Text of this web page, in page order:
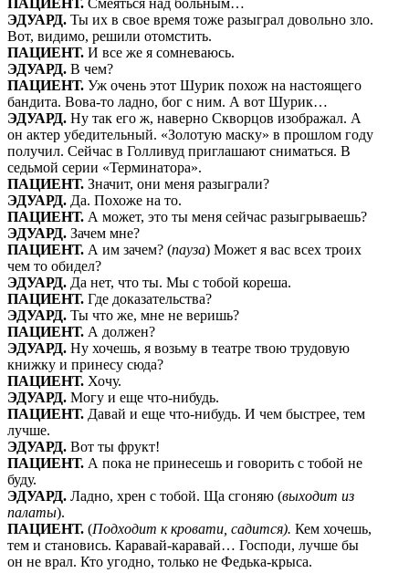
ЭДУАРД. Ты их в свое время тоже разыграл довольно зло.
Вот, видимо, решили отомстить.
ПАЦИЕНТ. И все же я сомневаюсь.
ЭДУАРД. В чем?
ПАЦИЕНТ. Уж очень этот Шурик похож на настоящего
бандита. Вова-то ладно, бог с ним. А вот Шурик…
ЭДУАРД. Ну так его ж, наверно Скворцов изображал. А
он актер убедительный. «Золотую маску» в прошлом году
получил. Сейчас в Голливуд приглашают сниматься. В
седьмой серии «Терминатора».
ПАЦИЕНТ. Значит, они меня разыграли?
ЭДУАРД. Да. Похоже на то.
ПАЦИЕНТ. А может, это ты меня сейчас разыгрываешь?
ЭДУАРД. Зачем мне?
ПАЦИЕНТ. А им зачем? (пауза) Может я вас всех троих
чем то обидел?
ЭДУАРД. Да нет, что ты. Мы с тобой кореша.
ПАЦИЕНТ. Где доказательства?
ЭДУАРД. Ты что же, мне не веришь?
ПАЦИЕНТ. А должен?
ЭДУАРД. Ну хочешь, я возьму в театре твою трудовую
книжку и принесу сюда?
ПАЦИЕНТ. Хочу.
ЭДУАРД. Могу и еще что-нибудь.
ПАЦИЕНТ. Давай и еще что-нибудь. И чем быстрее, тем
лучше.
ЭДУАРД. Вот ты фрукт!
ПАЦИЕНТ. А пока не принесешь и говорить с тобой не
буду.
ЭДУАРД. Ладно, хрен с тобой. Ща сгоняю (выходит из
палаты).
ПАЦИЕНТ. (Подходит к кровати, садится). Кем хочешь,
тем и становись. Каравай-каравай… Господи, лучше бы
он не врал. Кто угодно, только не Федька-крыса.